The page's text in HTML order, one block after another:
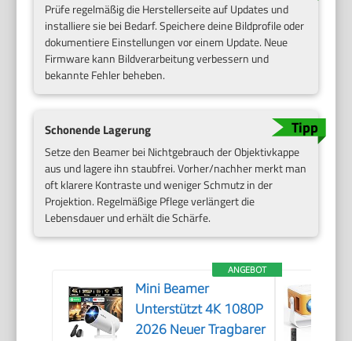
Prüfe regelmäßig die Herstellerseite auf Updates und
installiere sie bei Bedarf. Speichere deine Bildprofile oder
dokumentiere Einstellungen vor einem Update. Neue
Firmware kann Bildverarbeitung verbessern und
bekannte Fehler beheben.
Schonende Lagerung
Setze den Beamer bei Nichtgebrauch der Objektivkappe
aus und lagere ihn staubfrei. Vorher/nachher merkt man
oft klarere Kontraste und weniger Schmutz in der
Projektion. Regelmäßige Pflege verlängert die
Lebensdauer und erhält die Schärfe.
ANGEBOT
Mini Beamer
Unterstützt 4K 1080P
2026 Neuer Tragbarer